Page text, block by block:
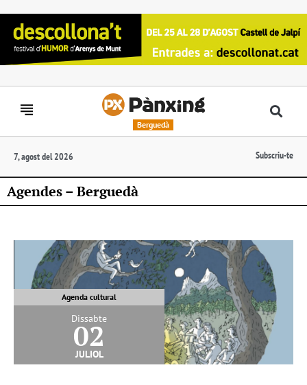
Berguedà
7, agost del 2026 Subscriu-te
Agendes – Berguedà
Agenda cultural
Dissabte
02
juliol